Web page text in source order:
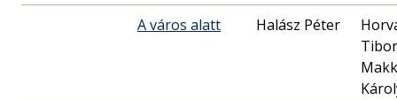
A város alatt Halász Péter
Tibor‏‎,
Makk